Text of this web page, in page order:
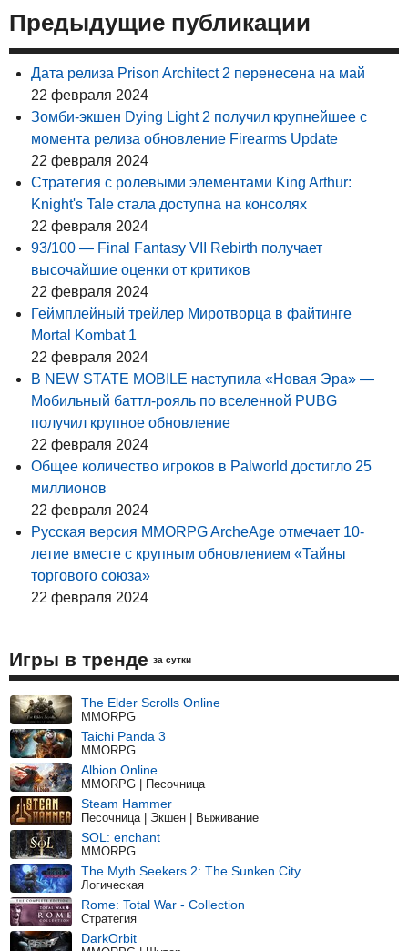
Предыдущие публикации
Дата релиза Prison Architect 2 перенесена на май
22 февраля 2024
Зомби-экшен Dying Light 2 получил крупнейшее с
момента релиза обновление Firearms Update
22 февраля 2024
Стратегия с ролевыми элементами King Arthur:
Knight's Tale стала доступна на консолях
22 февраля 2024
93/100 — Final Fantasy VII Rebirth получает
высочайшие оценки от критиков
22 февраля 2024
Геймплейный трейлер Миротворца в файтинге
Mortal Kombat 1
22 февраля 2024
В NEW STATE MOBILE наступила «Новая Эра» —
Мобильный баттл-рояль по вселенной PUBG
получил крупное обновление
22 февраля 2024
Общее количество игроков в Palworld достигло 25
миллионов
22 февраля 2024
Русская версия MMORPG ArcheAge отмечает 10-
летие вместе с крупным обновлением «Тайны
торгового союза»
22 февраля 2024
Игры в тренде за сутки
The Elder Scrolls Online
MMORPG
Taichi Panda 3
MMORPG
Albion Online
MMORPG | Песочница
Steam Hammer
Песочница | Экшен | Выживание
SOL: enchant
MMORPG
The Myth Seekers 2: The Sunken City
Логическая
Rome: Total War - Collection
Стратегия
DarkOrbit